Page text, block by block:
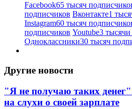
Facebook65 тысяч
подписчиков Вконтакте1
Instagram60 тысяч
подписчиков Youtube3
Одноклассники30 тысяч
Другие новости
"Я не получаю таких
на слухи о своей зарплате